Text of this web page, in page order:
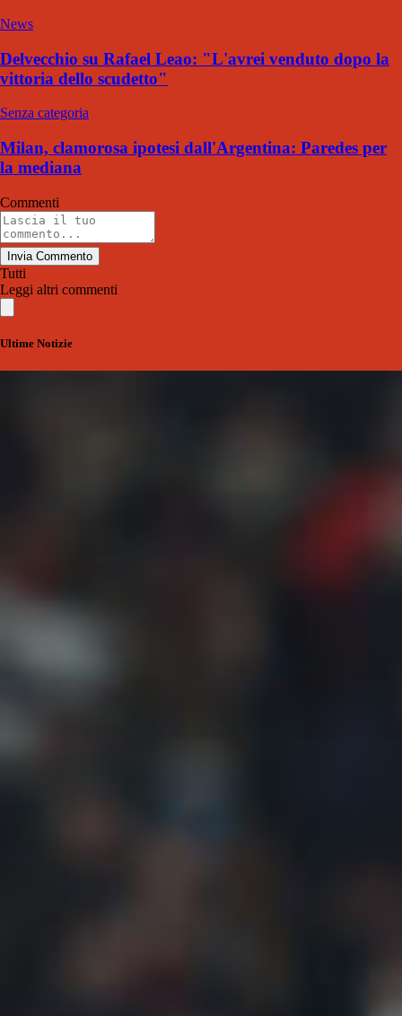
News
Delvecchio su Rafael Leao: "L'avrei venduto dopo la
vittoria dello scudetto"
Senza categoria
Milan, clamorosa ipotesi dall'Argentina: Paredes per
la mediana
Commenti
Invia Commento
Tutti
Leggi altri commenti
Ultime Notizie